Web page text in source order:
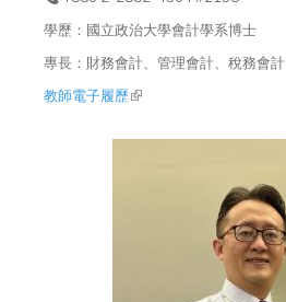
學歷：國立政治大學會計學系博士
專長：財務會計、管理會計、稅務會計
教師電子履歷(link is external)